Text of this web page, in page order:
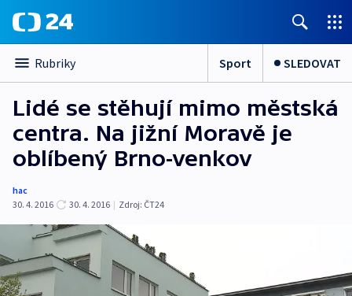
Rubriky Sport SLEDOVAT
Lidé se stěhují mimo městská
centra. Na jižní Moravě je
oblíbený Brno-venkov
hac
30. 4. 2016
30. 4. 2016 | Zdroj: ČT24